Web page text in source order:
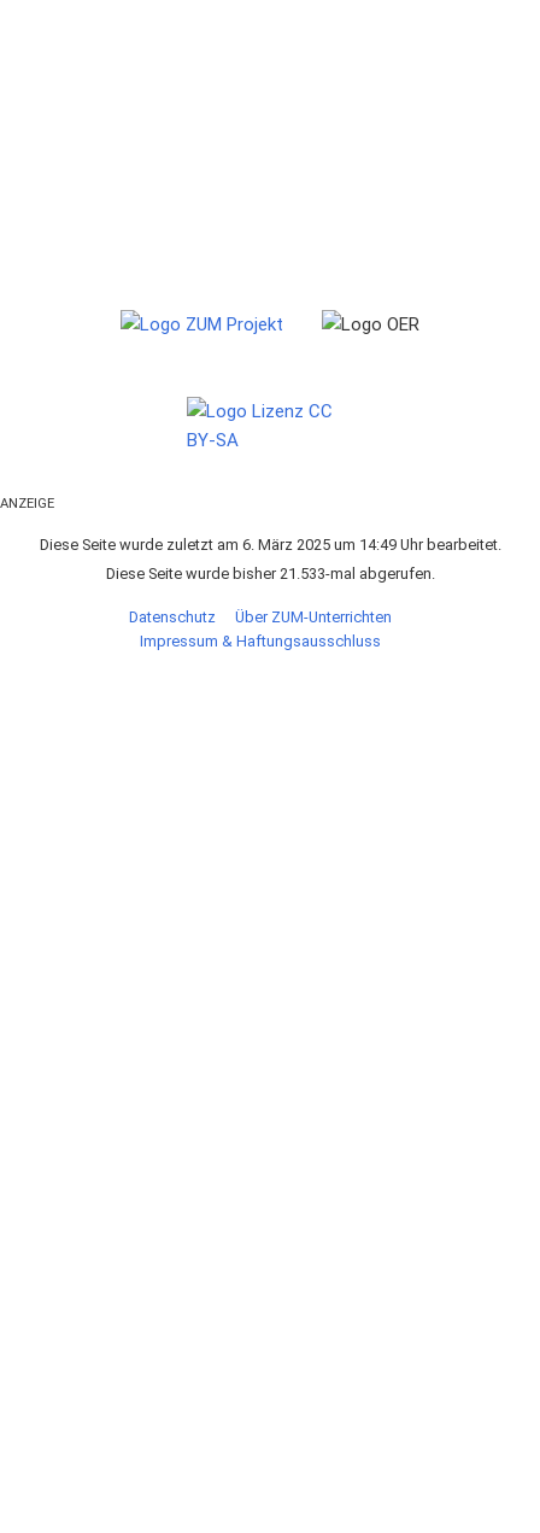
ANZEIGE
Diese Seite wurde zuletzt am 6. März 2025 um 14:49 Uhr bearbeitet.
Diese Seite wurde bisher 21.533-mal abgerufen.
Datenschutz
Über ZUM-Unterrichten
Impressum & Haftungsausschluss